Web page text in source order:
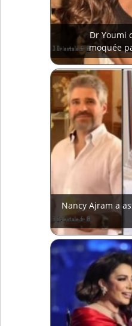
Dr Youmi
moquée
Nancy Ajram a